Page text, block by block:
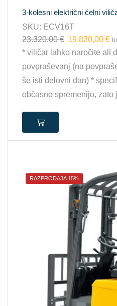
3-kolesni električni čelni
SKU: ECV16T
23.320,00€ 19.820,00 €
* viličar lahko naročite ali
povpraševanj (na
še isti delovni dan) *
občasno spremenijo, zato
RAZPRODAJA 15%